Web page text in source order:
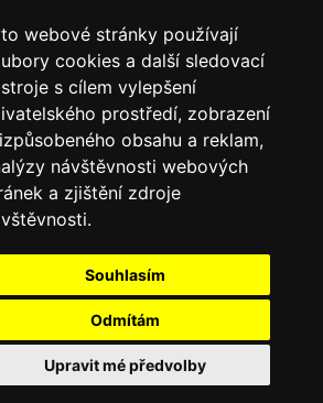
webové stránky používají
cookies a další sledovací
s cílem vylepšení
prostředí, zobrazení
obsahu a reklam,
návštěvnosti webových
a zjištění zdroje
Souhlasím
Odmítám
Upravit mé předvolby
kulturní a jiné akce